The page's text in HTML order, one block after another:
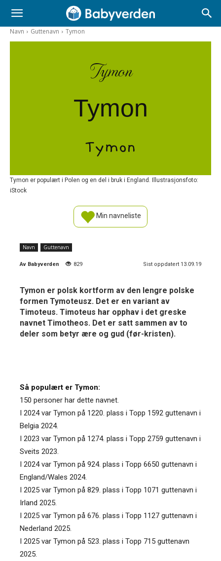
Navn Guttenavn Tymon
Tymon
Tymon
Tymon
Tymon er populært i Polen og en del i bruk i England. Illustrasjonsfoto:
iStock
Min navneliste
Navn Guttenavn
Av Babyverden 829 Sist oppdatert 13.09.19
Tymon er polsk kortform av den lengre polske
formen Tymoteusz. Det er en variant av
Timoteus. Timoteus har opphav i det greske
navnet Timotheos. Det er satt sammen av to
deler som betyr ære og gud (før-kristen).
Så populært er Tymon:
150 personer har dette navnet.
I 2024 var Tymon på 1220. plass i Topp 1592 guttenavn i
Belgia 2024.
I 2023 var Tymon på 1274. plass i Topp 2759 guttenavn i
Sveits 2023.
I 2024 var Tymon på 924. plass i Topp 6650 guttenavn i
England/Wales 2024.
I 2025 var Tymon på 829. plass i Topp 1071 guttenavn i
Irland 2025.
I 2025 var Tymon på 676. plass i Topp 1127 guttenavn i
Nederland 2025.
I 2025 var Tymon på 523. plass i Topp 715 guttenavn
2025.